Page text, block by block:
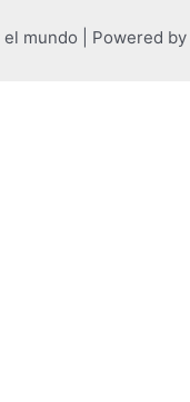
mundo | Powered by